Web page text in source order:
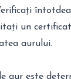
un
aurului.
aur este